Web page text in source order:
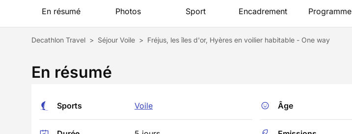
En résumé Photos Sport Encadrement Programme
Decathlon Travel > Séjour Voile > Fréjus, les îles d'or, Hyères en voilier habitable - One way
En résumé
Sports Voile Âge